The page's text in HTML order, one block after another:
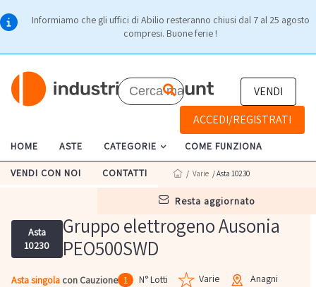
Informiamo che gli uffici di Abilio resteranno chiusi dal 7 al 25 agosto
compresi. Buone ferie !
VENDI
ACCEDI/REGISTRATI
HOME ASTE CATEGORIE COME FUNZIONA
VENDI CON NOI CONTATTI
resta aggiornato
/ Varie / Asta 10230
Asta
10230
Gruppo elettrogeno Ausonia
PEO500SWD
Asta singola con Cauzione 1 N° Lotti Varie
Anagni